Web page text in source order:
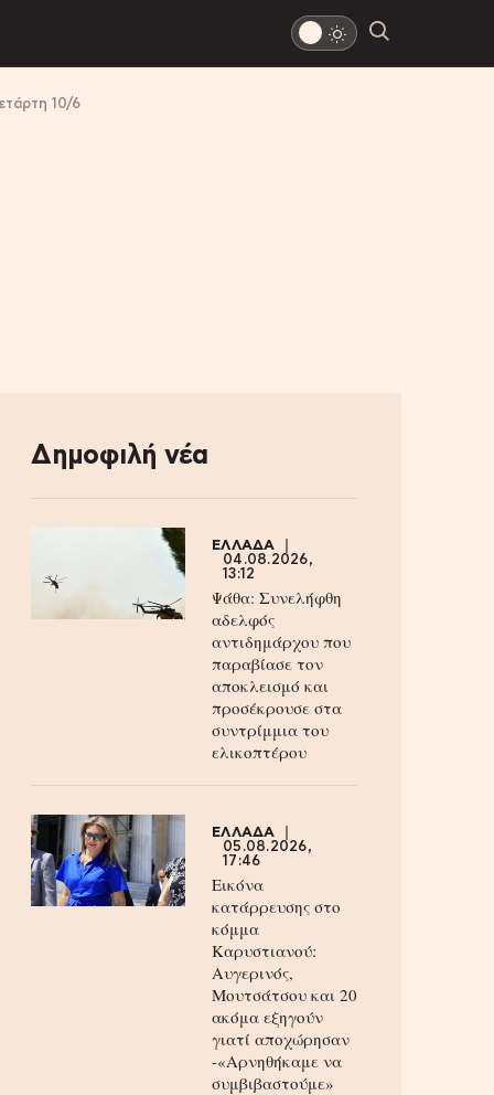
10/6
Δημοφιλή νέα
ΕΛΛΑΔΑ
04.08.2026,
13:12
Ψάθα: Συνελήφθη
αδελφός
αντιδημάρχου που
παραβίασε τον
αποκλεισμό και
προσέκρουσε στα
συντρίμμια του
ελικοπτέρου
ΕΛΛΑΔΑ
05.08.2026,
17:46
Εικόνα
κατάρρευσης στο
κόμμα
Καρυστιανού:
Αυγερινός,
Μουτσάτσου και 20
ακόμα εξηγούν
γιατί αποχώρησαν
-«Αρνηθήκαμε να
συμβιβαστούμε»